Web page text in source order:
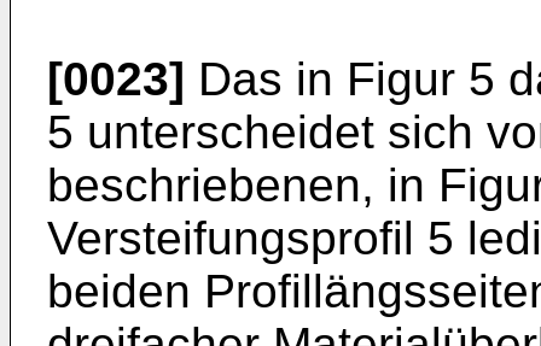
[0023] Das in Figur 5
5 unterscheidet sich
beschriebenen, in
Versteifungsprofil 5
beiden